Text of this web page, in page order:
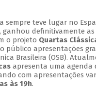
sempre teve lugar no
ganhou definitivamente
o projeto Quartas
público apresentações
Brasileira (OSB).
apresenta uma agenda
com apresentações
às 19h.